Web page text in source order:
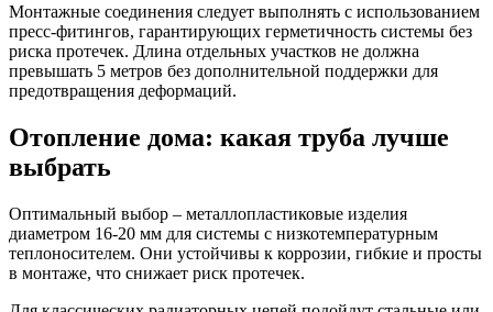
Монтажные соединения следует выполнять с использованием
пресс-фитингов, гарантирующих герметичность системы без
риска протечек. Длина отдельных участков не должна
превышать 5 метров без дополнительной поддержки для
предотвращения деформаций.
Отопление дома: какая труба лучше
выбрать
Оптимальный выбор – металлопластиковые изделия
диаметром 16-20 мм для системы с низкотемпературным
теплоносителем. Они устойчивы к коррозии, гибкие и просты
в монтаже, что снижает риск протечек.